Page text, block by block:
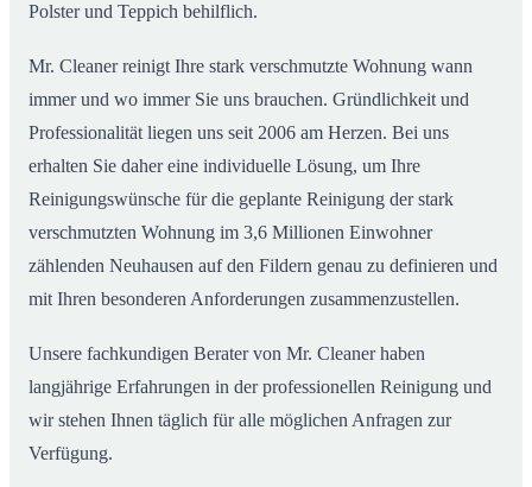
Polster und Teppich behilflich.
Mr. Cleaner reinigt Ihre stark verschmutzte Wohnung wann
immer und wo immer Sie uns brauchen. Gründlichkeit und
Professionalität liegen uns seit 2006 am Herzen. Bei uns
erhalten Sie daher eine individuelle Lösung, um Ihre
Reinigungswünsche für die geplante Reinigung der stark
verschmutzten Wohnung im 3,6 Millionen Einwohner
zählenden Neuhausen auf den Fildern genau zu definieren und
mit Ihren besonderen Anforderungen zusammenzustellen.
Unsere fachkundigen Berater von Mr. Cleaner haben
langjährige Erfahrungen in der professionellen Reinigung und
wir stehen Ihnen täglich für alle möglichen Anfragen zur
Verfügung.